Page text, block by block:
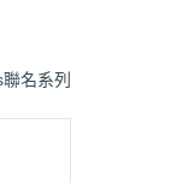
名系列